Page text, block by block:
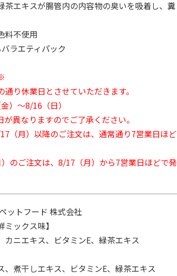
茶エキスが腸管内の内容物の臭いを吸着し、糞
料不使用
ラエティパック
り休業日とさせていただきます。
）～8/16（日）
異なりますのでご了承ください。
（月）以降のご注文は、通常通り7営業日ほど
のご注文は、8/17（月）から7営業日ほどで発
ットフード 株式会社
ミックス味】
カニエキス、ビタミンE、緑茶エキス
、煮干しエキス、ビタミンE、緑茶エキス